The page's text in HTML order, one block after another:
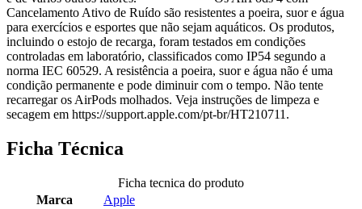
Cancelamento Ativo de Ruído são resistentes a poeira, suor e água
para exercícios e esportes que não sejam aquáticos. Os produtos,
incluindo o estojo de recarga, foram testados em condições
controladas em laboratório, classificados como IP54 segundo a
norma IEC 60529. A resistência a poeira, suor e água não é uma
condição permanente e pode diminuir com o tempo. Não tente
recarregar os AirPods molhados. Veja instruções de limpeza e
secagem em https://support.apple.com/pt-br/HT210711.
Ficha Técnica
Ficha tecnica do produto
Marca
Apple